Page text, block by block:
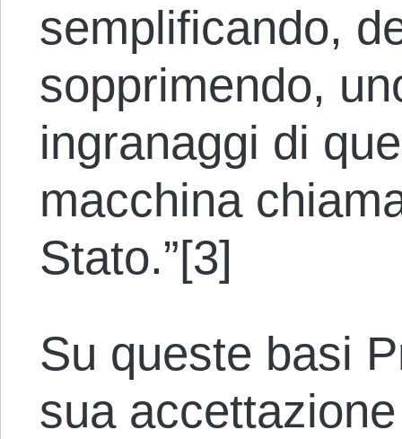
semplificando,
sopprimendo,
ingranaggi di
macchina
Stato.”[3]
Su queste basi
sua